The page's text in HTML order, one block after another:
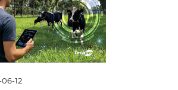
12